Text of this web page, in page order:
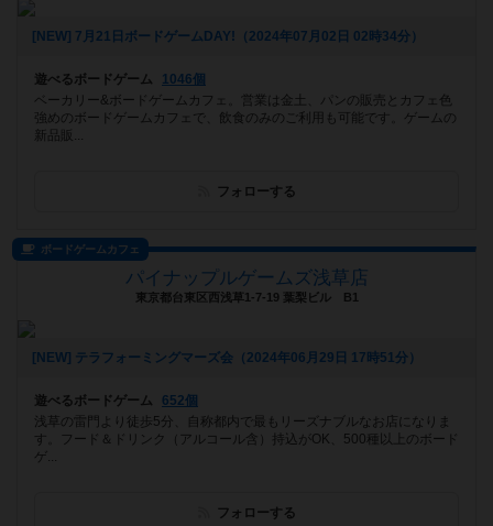
[NEW] 7月21日ボードゲームDAY!（2024年07月02日 02時34分）
遊べるボードゲーム
1046個
ベーカリー&ボードゲームカフェ。営業は金土、パンの販売とカフェ色
強めのボードゲームカフェで、飲食のみのご利用も可能です。ゲームの
新品販...
フォローする
ボードゲームカフェ
パイナップルゲームズ浅草店
東京都台東区西浅草1-7-19 葉梨ビル B1
[NEW] テラフォーミングマーズ会（2024年06月29日 17時51分）
遊べるボードゲーム
652個
浅草の雷門より徒歩5分、自称都内で最もリーズナブルなお店になりま
す。フード＆ドリンク（アルコール含）持込がOK、500種以上のボード
ゲ...
フォローする